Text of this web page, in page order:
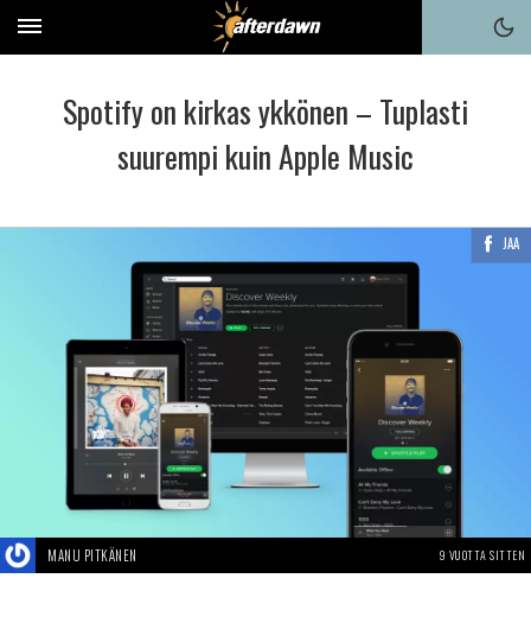
Spotify on kirkas ykkönen – Tuplasti
suurempi kuin Apple Music
JAA
MANU PITKÄNEN 9 VUOTTA SITTEN